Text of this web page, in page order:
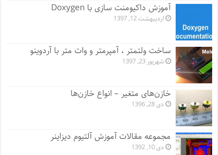
آموزش داکیومنت سازی با Doxygen
اردیبهشت 12, 1397
ساخت ولتمتر ، آمپرمتر و وات متر با آردوینو
شهریور 23, 1397
خازن‌های متغیر – انواع خازن‌ها
دی 28, 1396
مجموعه مقالات آموزش آلتیوم دیزاینر
دی 10, 1392